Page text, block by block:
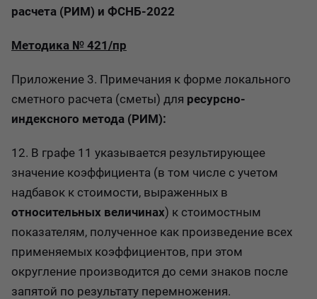
расчета (РИМ) и ФСНБ-2022
Методика № 421/пр
Приложение 3. Примечания к форме локального
сметного расчета (сметы) для ресурсно-
индексного метода (РИМ):
12. В графе 11 указывается результирующее
значение коэффициента (в том числе с учетом
надбавок к стоимости, выраженных в
относительных величинах) к стоимостным
показателям, полученное как произведение всех
применяемых коэффициентов, при этом
округление производится до семи знаков после
запятой по результату перемножения.